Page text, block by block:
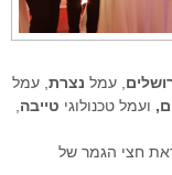
, עמלנצרת, עמל
ועמל טכנולוגי טייבה,
חצי הגמר של